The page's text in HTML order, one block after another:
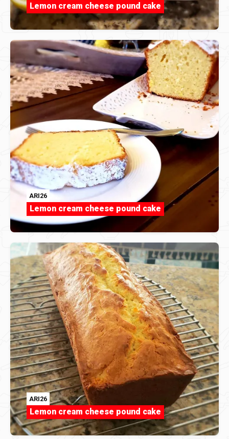
Lemon cream cheese pound cake
ARI26
Lemon cream cheese pound cake
ARI26
Lemon cream cheese pound cake